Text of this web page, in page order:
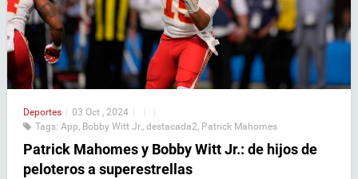
Deportes 03 Oct , 2024
Tags: App, Bobby Witt Jr., destacada2, Patrick Mahomes
Patrick Mahomes y Bobby Witt Jr.: de hijos de
peloteros a superestrellas